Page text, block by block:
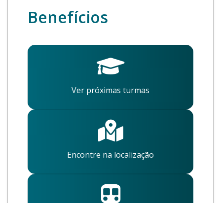
Benefícios
Ver próximas turmas
Encontre na localização